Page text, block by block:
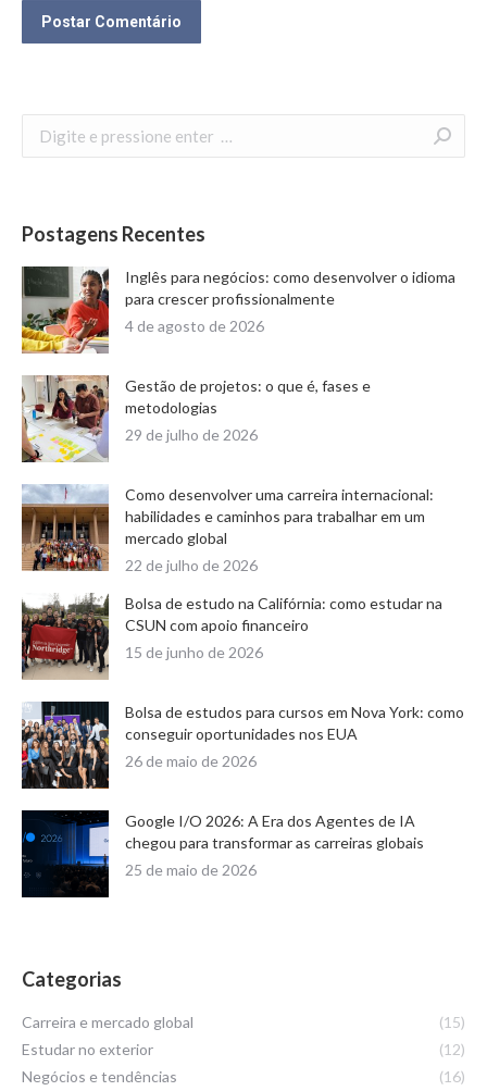
Postar Comentário
Postagens Recentes
Inglês para negócios: como desenvolver o idioma
para crescer profissionalmente
4 de agosto de 2026
Gestão de projetos: o que é, fases e
metodologias
29 de julho de 2026
Como desenvolver uma carreira internacional:
habilidades e caminhos para trabalhar em um
mercado global
22 de julho de 2026
Bolsa de estudo na Califórnia: como estudar na
CSUN com apoio financeiro
15 de junho de 2026
Bolsa de estudos para cursos em Nova York: como
conseguir oportunidades nos EUA
26 de maio de 2026
Google I/O 2026: A Era dos Agentes de IA
chegou para transformar as carreiras globais
25 de maio de 2026
Categorias
Carreira e mercado global
(15)
Estudar no exterior
(12)
Negócios e tendências
(16)